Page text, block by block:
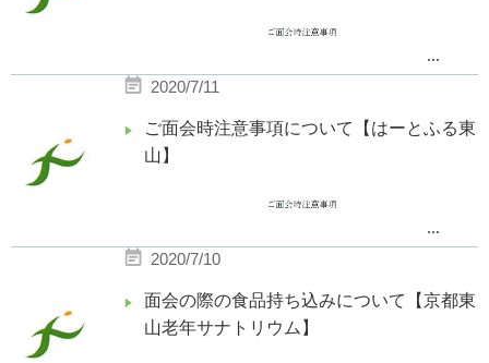
...
2020/7/11
ご面会時注意事項について【はーとふる東
山】
...
2020/7/10
面会の際の食品持ち込みについて【京都東
山老年サナトリウム】